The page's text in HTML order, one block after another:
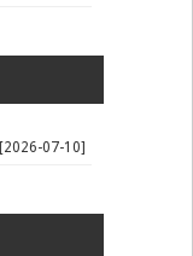
[2026-07-10]